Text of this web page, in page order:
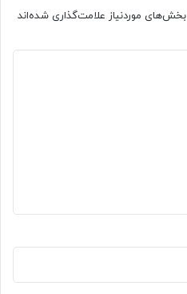
بخش‌های موردنیاز علامت‌گذاری شده‌اند